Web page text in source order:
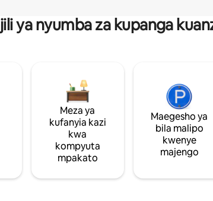
ya nyumba za kupanga
Meza ya
kufanyia kazi
kwa
kompyuta
mpakato
Maegesho ya
bila malipo
kwenye
majengo